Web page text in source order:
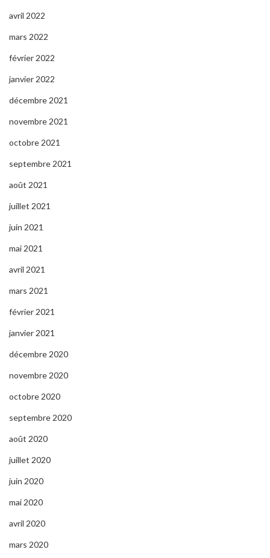
avril 2022
mars 2022
février 2022
janvier 2022
décembre 2021
novembre 2021
octobre 2021
septembre 2021
août 2021
juillet 2021
juin 2021
mai 2021
avril 2021
mars 2021
février 2021
janvier 2021
décembre 2020
novembre 2020
octobre 2020
septembre 2020
août 2020
juillet 2020
juin 2020
mai 2020
avril 2020
mars 2020